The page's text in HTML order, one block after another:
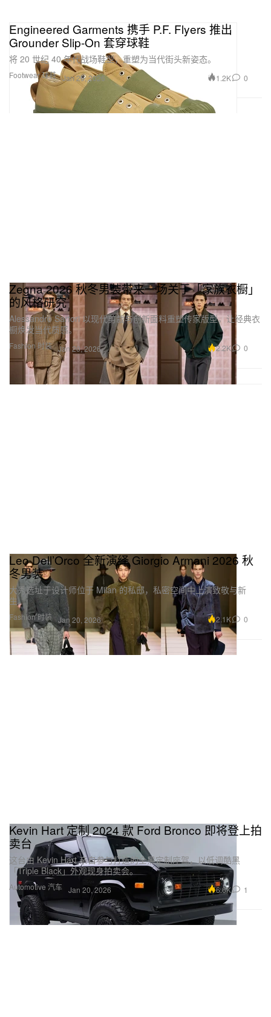
Footwear 球鞋
Engineered Garments 携手 P.F. Flyers 推出
Grounder Slip-On 套穿球鞋
将 20 世纪 40 年代战场鞋型，重塑为当代街头新姿态。
Jan 20, 2026 1.2K 0
Fashion 时装
Zegna 2026 秋冬男装带来一场关于「家族衣橱」
的风格研究
Alessandro Sartori 以现代剪裁与创新面料重塑传家版型，让经典衣
橱焕发当代质感。
Jan 20, 2026 2.2K 0
Fashion 时装
Leo Dell’Orco 全新演绎 Giorgio Armani 2026 秋
冬男装
大秀选址于设计师位于 Milan 的私邸，私密空间中上演致敬与新
生。
Jan 20, 2026 2.1K 0
Automotive 汽车
Kevin Hart 定制 2024 款 Ford Bronco 即将登上拍
卖台
这台由 Kevin Hart 亲自参与打造的全黑定制座驾，以低调酷黑
「Triple Black」外观现身拍卖会。
Jan 20, 2026 6.6K 1